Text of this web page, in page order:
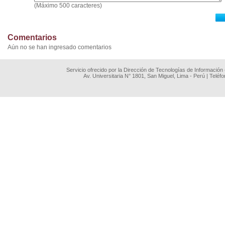
(Máximo 500 caracteres)
Comentarios
Aún no se han ingresado comentarios
Servicio ofrecido por la Dirección de Tecnologías de
Av. Universitaria N° 1801, San Miguel, Lima - Perú |